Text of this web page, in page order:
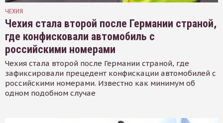
ЧЕХИЯ
Чехия стала второй после Германии страной,
где конфисковали автомобиль с
российскими номерами
Чехия стала второй после Германии страной, где
зафиксировали прецедент конфискации автомобилей с
российскими номерами. Известно как минимум об
одном подобном случае